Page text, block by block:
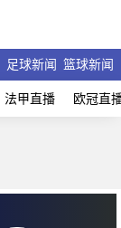
足球新闻 篮球新闻
法甲直播 欧冠直